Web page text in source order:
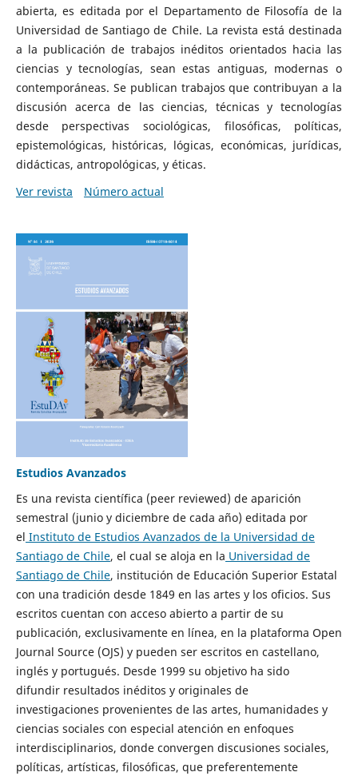
abierta, es editada por el Departamento de Filosofía de la
Universidad de Santiago de Chile. La revista está destinada
a la publicación de trabajos inéditos orientados hacia las
ciencias y tecnologías, sean estas antiguas, modernas o
contemporáneas. Se publican trabajos que contribuyan a la
discusión acerca de las ciencias, técnicas y tecnologías
desde perspectivas sociológicas, filosóficas, políticas,
epistemológicas, históricas, lógicas, económicas, jurídicas,
didácticas, antropológicas, y éticas.
Ver revista
Número actual
Estudios Avanzados
Es una revista científica (peer reviewed) de aparición
semestral (junio y diciembre de cada año) editada por
el Instituto de Estudios Avanzados de la Universidad de
Santiago de Chile, el cual se aloja en la Universidad de
Santiago de Chile, institución de Educación Superior Estatal
con una tradición desde 1849 en las artes y los oficios. Sus
escritos cuentan con acceso abierto a partir de su
publicación, exclusivamente en línea, en la plataforma Open
Journal Source (OJS) y pueden ser escritos en castellano,
inglés y portugués. Desde 1999 su objetivo ha sido
difundir resultados inéditos y originales de
investigaciones provenientes de las artes, humanidades y
ciencias sociales con especial atención en enfoques
interdisciplinarios, donde convergen discusiones sociales,
políticas, artísticas, filosóficas, que preferentemente